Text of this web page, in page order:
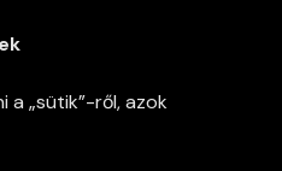
„sütik”-ről, azok